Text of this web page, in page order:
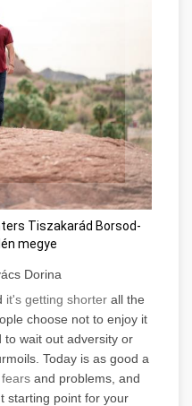
Tiszakarád Borsod-
megye
Dorina
it's getting shorterall the
choose not to enjoy it
to wait out adversity or
Today is as good a
and problems, and
starting point for your